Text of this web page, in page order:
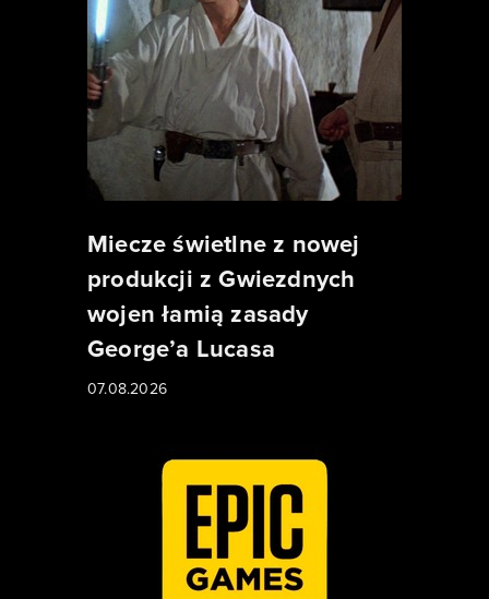
Miecze świetlne z nowej
produkcji z Gwiezdnych
wojen łamią zasady
George’a Lucasa
07.08.2026